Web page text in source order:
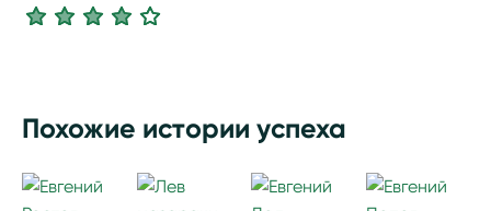
Похожие истории успеха